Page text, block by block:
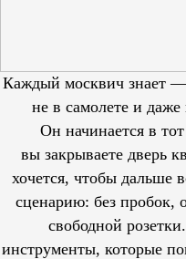
Каждый москвич знает —
не в самолете и даже
Он начинается в
вы закрываете дверь
хочется, чтобы дальше
сценарию: без пробок,
свободной
инструменты, которые